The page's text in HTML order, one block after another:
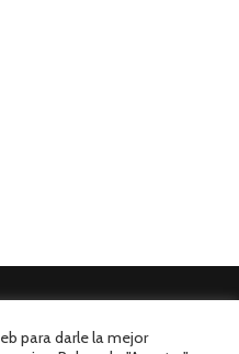
para darle la mejor